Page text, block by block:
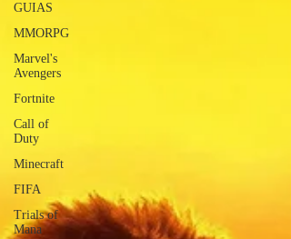
GUIAS
MMORPG
Marvel's
Avengers
Fortnite
Call of
Duty
Minecraft
FIFA
Trials of
Mana